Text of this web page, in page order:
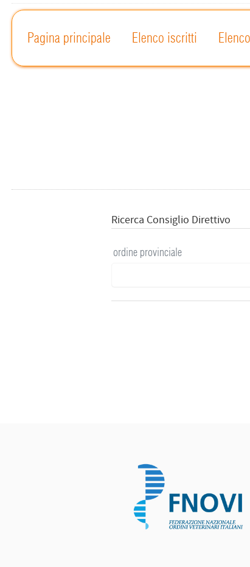
Pagina principale Elenco iscritti
Ricerca Consiglio Direttivo
ordine provinciale